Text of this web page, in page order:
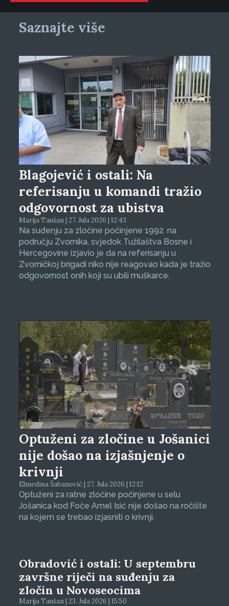
Saznajte više
Blagojević i ostali: Na
referisanju u komandi tražio
odgovornost za ubistva
Marija Taušan | 27. Jula 2026 | 12:43
Na suđenju za zločine počinjene 1992. na
području Zvornika, svjedok Tužilaštva Bosne i
Hercegovine izjavio je da na referisanju u
Zvorničkoj brigadi niko nije reagovao kada je tražio
odgovornost onih koji su ubili muškarce.
Optuženi za zločine u Jošanici
nije došao na izjašnjenje o
krivnji
Elmedina Šabanović | 27. Jula 2026 | 12:12
Optuženi za ratne zločine počinjene u selu
Jošanica kod Foče Amel Isić nije došao na ročište
na kojem se trebao izjasniti o krivnji.
Obradović i ostali: U septembru
završne riječi na suđenju za
zločin u Novoseocima
Marija Taušan | 23. Jula 2026 | 15:50